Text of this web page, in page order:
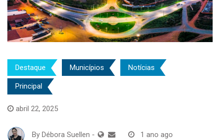
Destaque Municípios Notícias
Principal
abril 22, 2025
By Débora Suellen - 1 ano ago